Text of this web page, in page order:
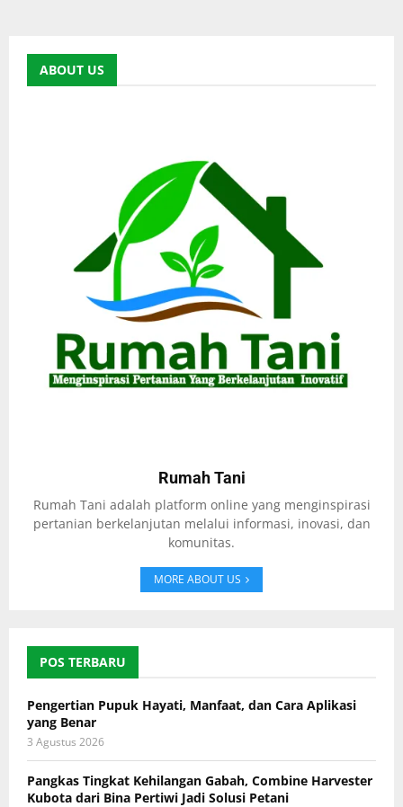
ABOUT US
Rumah Tani
Rumah Tani adalah platform online yang menginspirasi
pertanian berkelanjutan melalui informasi, inovasi, dan
komunitas.
MORE ABOUT US
POS TERBARU
Pengertian Pupuk Hayati, Manfaat, dan Cara Aplikasi
yang Benar
3 Agustus 2026
Pangkas Tingkat Kehilangan Gabah, Combine Harvester
Kubota dari Bina Pertiwi Jadi Solusi Petani